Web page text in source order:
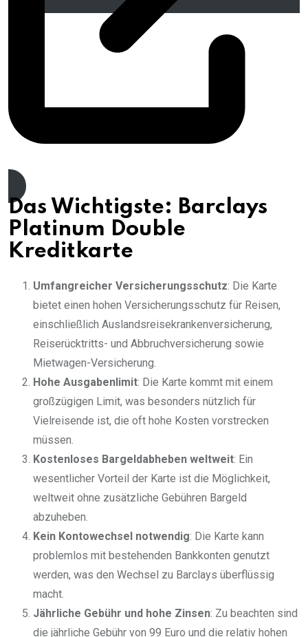
Das Wichtigste: Barclays
Platinum Double
Kreditkarte
Umfangreicher Versicherungsschutz: Die Karte
bietet einen hohen Versicherungsschutz für Reisen,
einschließlich Auslandsreisekrankenversicherung,
Reiserücktritts- und Abbruchversicherung sowie
Mietwagen-Versicherung.
Hohe Ausgabenlimit: Die Karte kommt mit einem
großzügigen Limit, was besonders nützlich für
Vielreisende ist, die oft hohe Kosten vorstrecken
müssen.
Kostenloses Bargeldabheben weltweit: Ein
wesentlicher Vorteil der Karte ist die Möglichkeit,
weltweit ohne zusätzliche Gebühren Bargeld
abzuheben.
Kein Kontowechsel notwendig: Die Karte kann
problemlos mit bestehenden Bankkonten genutzt
werden, was den Wechsel zu Barclays überflüssig
macht.
Jährliche Gebühr und hohe Zinsen: Zu beachten sind
die jährliche Gebühr von 99 Euro und die relativ hohen